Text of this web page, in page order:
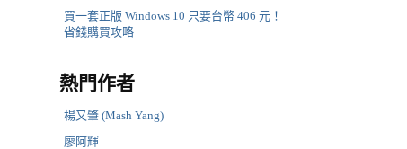
買一套正版 Windows 10 只要台幣 406 元！
省錢購買攻略
熱門作者
楊又肇 (Mash Yang)
廖阿輝